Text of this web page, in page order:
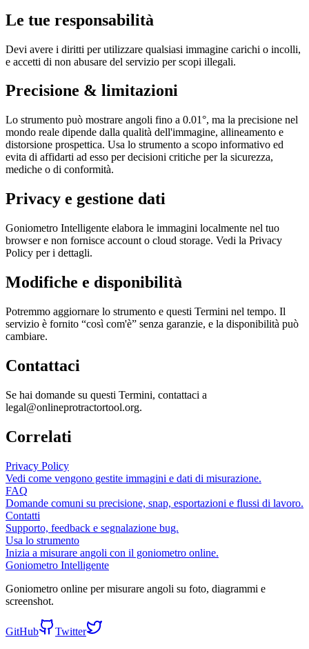
Le tue responsabilità
Devi avere i diritti per utilizzare qualsiasi immagine carichi o incolli,
e accetti di non abusare del servizio per scopi illegali.
Precisione & limitazioni
Lo strumento può mostrare angoli fino a 0.01°, ma la precisione nel
mondo reale dipende dalla qualità dell'immagine, allineamento e
distorsione prospettica. Usa lo strumento a scopo informativo ed
evita di affidarti ad esso per decisioni critiche per la sicurezza,
mediche o di conformità.
Privacy e gestione dati
Goniometro Intelligente elabora le immagini localmente nel tuo
browser e non fornisce account o cloud storage. Vedi la Privacy
Policy per i dettagli.
Modifiche e disponibilità
Potremmo aggiornare lo strumento e questi Termini nel tempo. Il
servizio è fornito “così com'è” senza garanzie, e la disponibilità può
cambiare.
Contattaci
Se hai domande su questi Termini, contattaci a
legal@onlineprotractortool.org.
Correlati
Privacy Policy
Vedi come vengono gestite immagini e dati di misurazione.
FAQ
Domande comuni su precisione, snap, esportazioni e flussi di lavoro.
Contatti
Supporto, feedback e segnalazione bug.
Usa lo strumento
Inizia a misurare angoli con il goniometro online.
Goniometro Intelligente
Goniometro online per misurare angoli su foto, diagrammi e
screenshot.
GitHub Twitter